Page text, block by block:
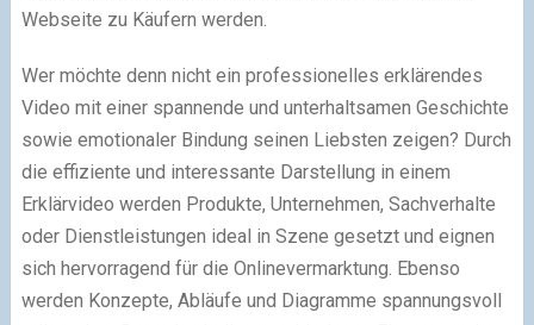
Webseite zu Käufern werden.
Wer möchte denn nicht ein professionelles erklärendes
Video mit einer spannende und unterhaltsamen Geschichte
sowie emotionaler Bindung seinen Liebsten zeigen? Durch
die effiziente und interessante Darstellung in einem
Erklärvideo werden Produkte, Unternehmen, Sachverhalte
oder Dienstleistungen ideal in Szene gesetzt und eignen
sich hervorragend für die Onlinevermarktung. Ebenso
werden Konzepte, Abläufe und Diagramme spannungsvoll